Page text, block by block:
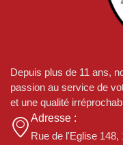
Depuis plus de 11 ans,
passion au service de
et une qualité
Adresse :
Rue de l'Eglise 148,